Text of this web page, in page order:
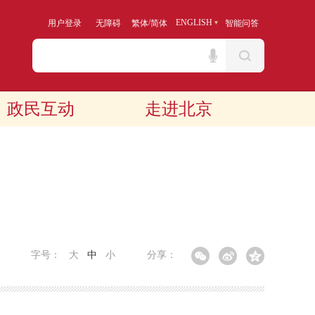
用户登录 无障碍 繁体/简体 ENGLISH 智能问答
政民互动 走进北京
分享：
字号： 大 中 小